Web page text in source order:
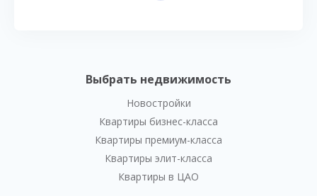
Выбрать недвижимость
Новостройки
Квартиры бизнес-класса
Квартиры премиум-класса
Квартиры элит-класса
Квартиры в ЦАО